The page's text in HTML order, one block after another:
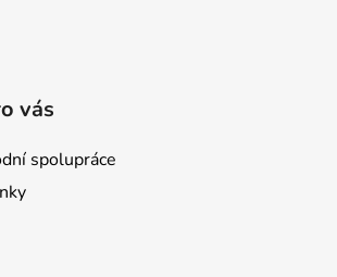
vás
spolupráce